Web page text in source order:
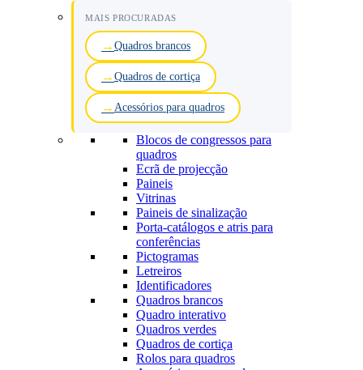
MAIS PROCURADAS
Quadros brancos
Quadros de cortiça
Acessórios para quadros
Blocos de congressos para
quadros
Ecrã de projecção
Paineis
Vitrinas
Paineis de sinalização
Porta-catálogos e atris para
conferências
Pictogramas
Letreiros
Identificadores
Quadros brancos
Quadro interativo
Quadros verdes
Quadros de cortiça
Rolos para quadros